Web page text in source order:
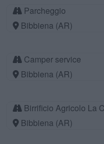
Parcheggio
Bibbiena (AR)
Camper service
Bibbiena (AR)
Birrificio Agricolo La
Bibbiena (AR)